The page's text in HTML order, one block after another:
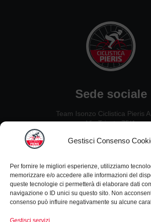
Gestisci Consenso
Per fornire le migliori esperienze, utilizziamo
memorizzare e/o accedere alle informazioni del
queste tecnologie ci permetterà di elaborare dati
navigazione o ID unici su questo sito. Non
consenso può influire negativamente su alcune
Gestisci servizi
Sede sociale
Team Isonzo Ciclistica Pieris
Via Trieste 75/A
Ezio De Crignis: 328
Guido Carlet: 333
Nillo Canciani: 338
Leonardo Zanello: 347